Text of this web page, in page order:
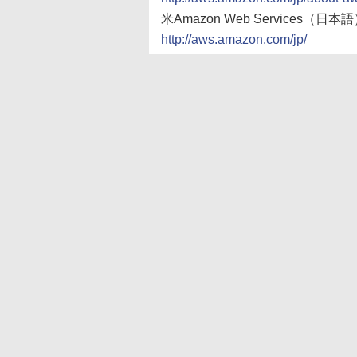
米Amazon Web Services（日本語
http://aws.amazon.com/jp/